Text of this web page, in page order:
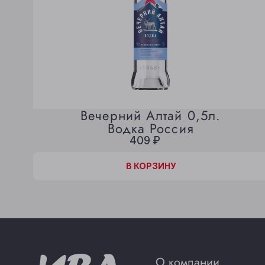
Вечерний Алтай 0,5л.
Водка Россия
409 ₽
В КОРЗИНУ
В КОРЗИНЕ